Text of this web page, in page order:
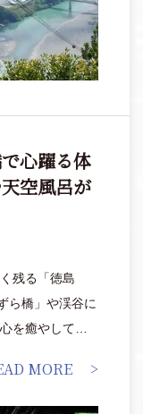
心躍る体
空風呂が
残る「徳島
ら橋」や渓谷に
を癒やしてく
、散策だけで
常的な景色と
MORE